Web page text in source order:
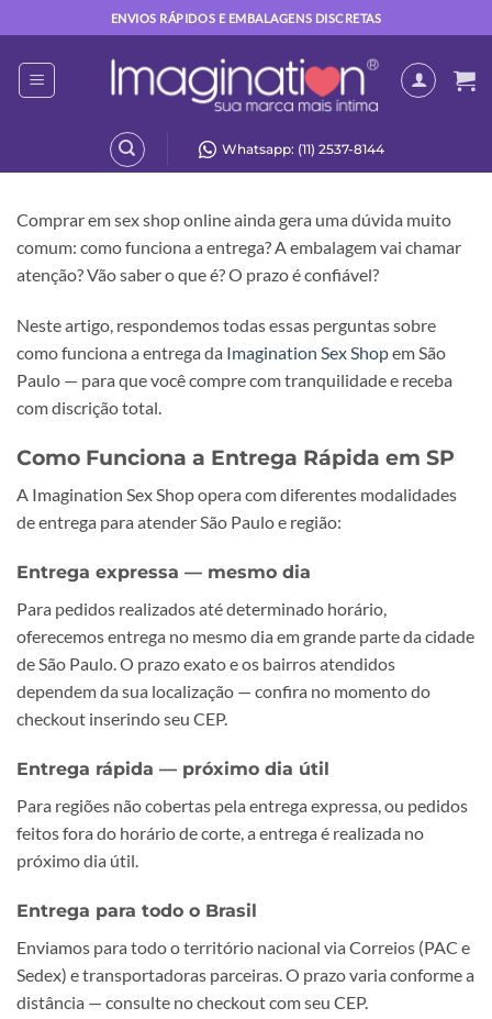
to
content
ENVIOS RÁPIDOS E EMBALAGENS DISCRETAS
Whatsapp: (11) 2537-8144
Comprar em sex shop online ainda gera uma dúvida muito
comum: como funciona a entrega? A embalagem vai chamar
atenção? Vão saber o que é? O prazo é confiável?
Neste artigo, respondemos todas essas perguntas sobre
como funciona a entrega da Imagination Sex Shopem São
Paulo — para que você compre com tranquilidade e receba
com discrição total.
Como Funciona a Entrega Rápida em SP
A Imagination Sex Shop opera com diferentes modalidades
de entrega para atender São Paulo e região:
Entrega expressa — mesmo dia
Para pedidos realizados até determinado horário,
oferecemos entrega no mesmo dia em grande parte da cidade
de São Paulo. O prazo exato e os bairros atendidos
dependem da sua localização — confira no momento do
checkout inserindo seu CEP.
Entrega rápida — próximo dia útil
Para regiões não cobertas pela entrega expressa, ou pedidos
feitos fora do horário de corte, a entrega é realizada no
próximo dia útil.
Entrega para todo o Brasil
Enviamos para todo o território nacional via Correios (PAC e
Sedex) e transportadoras parceiras. O prazo varia conforme a
distância — consulte no checkout com seu CEP.